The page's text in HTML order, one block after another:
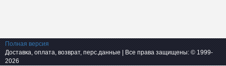
Полная версия
Доставка, оплата, возврат, перс.данные | Все права защищены: © 1999-
2026